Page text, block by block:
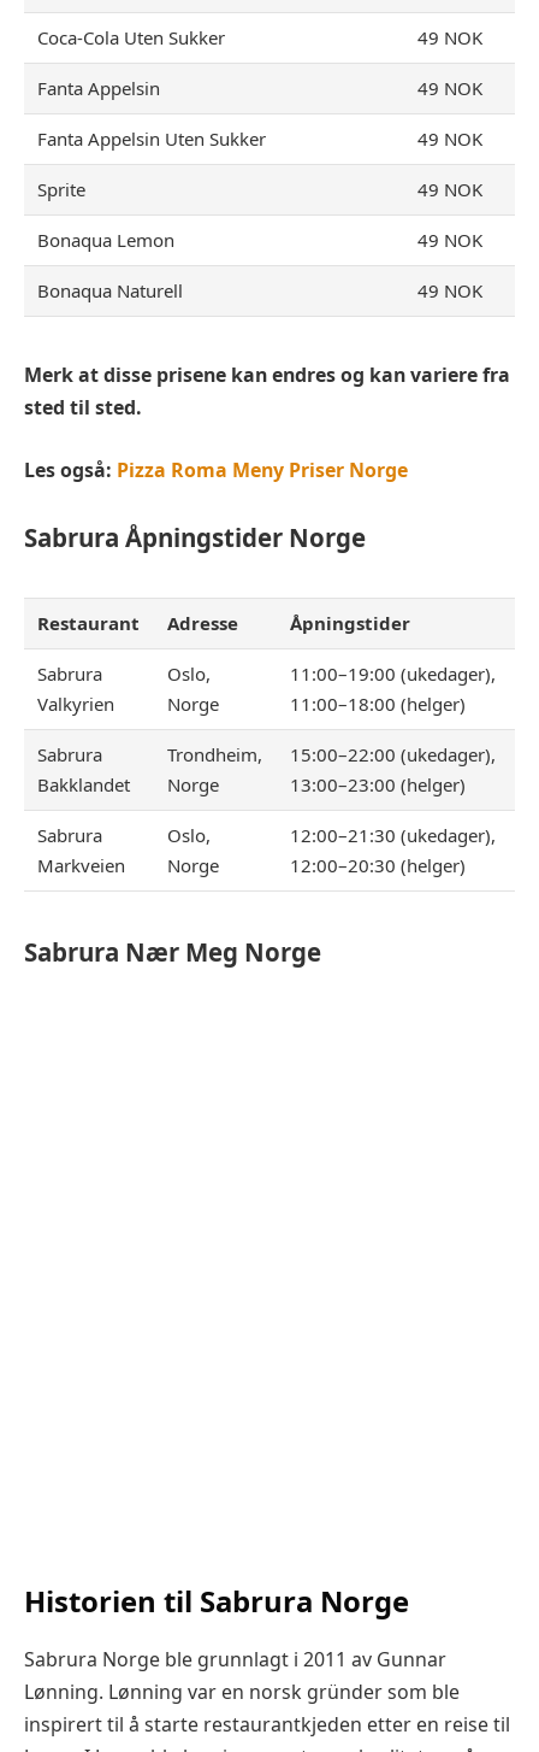
Coca-Cola Uten Sukker 49 NOK
Fanta Appelsin 49 NOK
Fanta Appelsin Uten Sukker 49 NOK
Sprite 49 NOK
Bonaqua Lemon 49 NOK
Bonaqua Naturell 49 NOK
Merk at disse prisene kan endres og kan variere fra
sted til sted.
Les også: Pizza Roma Meny Priser Norge
Sabrura Åpningstider Norge
Restaurant Adresse Åpningstider
Sabrura
Valkyrien
Oslo,
Norge
11:00–19:00 (ukedager),
11:00–18:00 (helger)
Sabrura
Bakklandet
Trondheim,
Norge
15:00–22:00 (ukedager),
13:00–23:00 (helger)
Sabrura
Markveien
Oslo,
Norge
12:00–21:30 (ukedager),
12:00–20:30 (helger)
Sabrura Nær Meg Norge
Historien til Sabrura Norge
Sabrura Norge ble grunnlagt i 2011 av Gunnar
Lønning. Lønning var en norsk gründer som ble
inspirert til å starte restaurantkjeden etter en reise til